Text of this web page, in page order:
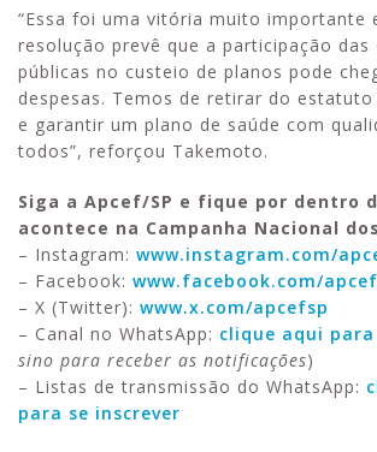
“Essa foi uma vitória muito importante
resolução prevê que a participação das
públicas no custeio de planos pode
despesas. Temos de retirar do
e garantir um plano de saúde com
todos”, reforçou Takemoto.
Siga a Apcef/SP e fique por dentro
acontece na Campanha Nacional
– Instagram: www.instagram.com/
– Facebook: www.facebook.com/
– X (Twitter): www.x.com/apcefsp
– Canal no WhatsApp: clique aqui
sino para receber as notificações)
– Listas de transmissão do WhatsApp:
para se inscrever